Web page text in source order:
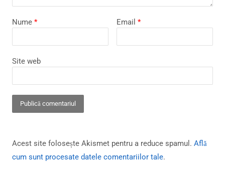
Nume * Email *
Site web
Acest site folosește Akismet pentru a reduce spamul. Află
cum sunt procesate datele comentariilor tale.